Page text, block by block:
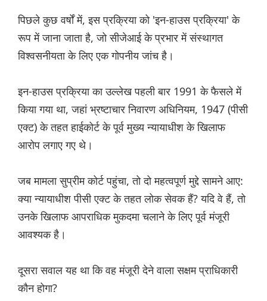
पिछले कुछ वर्षों में, इस प्रक्रिया को 'इन-हाउस प्रक्रिया' के
रूप में जाना जाता है, जो सीजेआई के प्रभार में संस्थागत
विश्वसनीयता के लिए एक गोपनीय जांच है।
इन-हाउस प्रक्रिया का उल्लेख पहली बार 1991 के फैसले में
किया गया था, जहां भ्रष्टाचार निवारण अधिनियम, 1947 (पीसी
एक्ट) के तहत हाईकोर्ट के पूर्व मुख्य न्यायाधीश के खिलाफ
आरोप लगाए गए थे।
जब मामला सुप्रीम कोर्ट पहुंचा, तो दो महत्वपूर्ण मुद्दे सामने आए:
क्या न्यायाधीश पीसी एक्ट के तहत लोक सेवक हैं? यदि वे हैं, तो
उनके खिलाफ आपराधिक मुकदमा चलाने के लिए पूर्व मंजूरी
आवश्यक है।
दूसरा सवाल यह था कि वह मंजूरी देने वाला सक्षम प्राधिकारी
कौन होगा?